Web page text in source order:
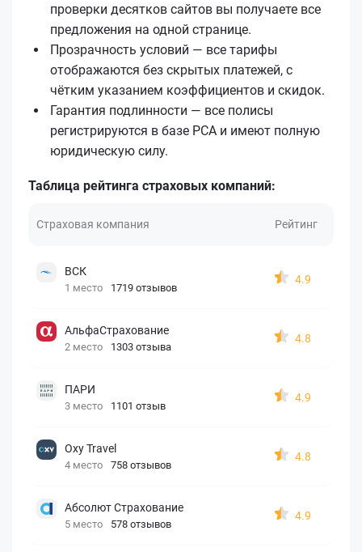
проверки десятков сайтов вы получаете все
предложения на одной странице.
Прозрачность условий — все тарифы
отображаются без скрытых платежей, с
чётким указанием коэффициентов и скидок.
Гарантия подлинности — все полисы
регистрируются в базе РСА и имеют полную
юридическую силу.
Таблица рейтинга страховых компаний:
Страховая компания Рейтинг
ВСК
1 место 1719 отзывов
4.9
АльфаСтрахование
2 место 1303 отзыва
4.8
ПАРИ
3 место 1101 отзыв
4.9
Oxy Travel
4 место 758 отзывов
4.8
Абсолют Страхование
5 место 578 отзывов
4.9